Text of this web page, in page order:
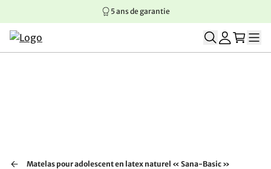
Aller au contenu principal
Aller à la navigation principale
Aller au pied de page
5 ans de garantie
Matelas pour adolescent en latex naturel « Sana-Basic »